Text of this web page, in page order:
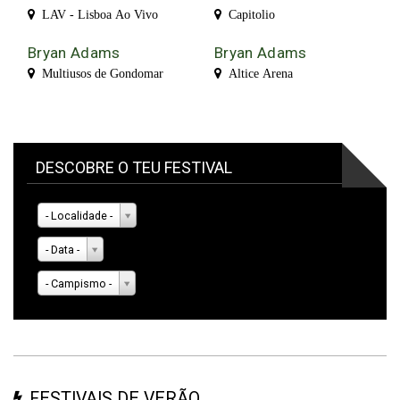
LAV - Lisboa Ao Vivo Capitolio
Bryan Adams
Multiusos de Gondomar
Bryan Adams
Altice Arena
DESCOBRE O TEU FESTIVAL
- Localidade -
- Data -
- Campismo -